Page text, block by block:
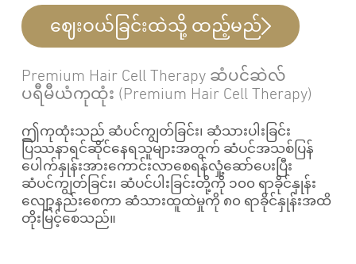
ဈေးဝယ်ခြင်းထဲသို့ ထည့်မည်
Premium Hair Cell Therapy ဆံပင်ဆဲလ်
ပရီမီယံကုထုံး (Premium Hair Cell Therapy)
ဤကုထုံးသည် ဆံပင်ကျွတ်ခြင်း၊ ဆံသားပါးခြင်း
ပြဿနာရင်ဆိုင်နေရသူများအတွက် ဆံပင်အသစ်ပြန်
ပေါက်နှုန်းအားကောင်းလာစေရန်လှုံ့ဆော်ပေးပြီး
ဆံပင်ကျွတ်ခြင်း၊ ဆံပင်ပါးခြင်းတို့ကို ၁၀၀ ရာခိုင်နှုန်း
လျော့နည်းစေကာ ဆံသားထူထဲမှုကို ၈၀ ရာခိုင်နှုန်းအထိ
တိုးမြင့်စေသည်။